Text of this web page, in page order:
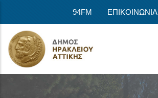
94FM ΕΠΙΚΟΙΝΩΝΙΑ